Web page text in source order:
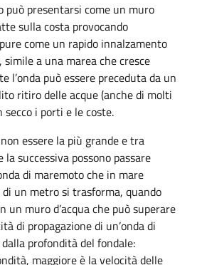
può presentarsi come un muro
sulla costa provocando
come un rapido innalzamento
a una marea che cresce
l’onda può essere preceduta da un
ritiro delle acque (anche di molti
i porti e le coste.
essere la più grande e tra
la successiva possono passare
di maremoto che in mare
un metro si trasforma, quando
un muro d’acqua che può superare
di propagazione di un’onda di
profondità del fondale:
maggiore è la velocità delle